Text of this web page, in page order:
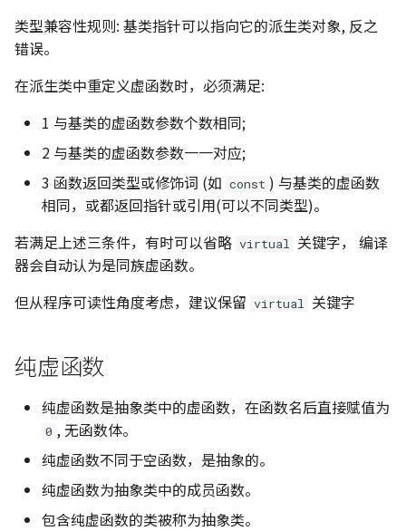
类型兼容性规则: 基类指针可以指向它的派生类对象, 反之
错误。
在派生类中重定义虚函数时，必须满足:
1 与基类的虚函数参数个数相同;
2 与基类的虚函数参数一一对应;
3 函数返回类型或修饰词 (如 const ) 与基类的虚函数
相同，或都返回指针或引用(可以不同类型)。
若满足上述三条件，有时可以省略 virtual 关键字， 编译
器会自动认为是同族虚函数。
但从程序可读性角度考虑，建议保留 virtual 关键字
纯虚函数
纯虚函数是抽象类中的虚函数，在函数名后直接赋值为
0 , 无函数体。
纯虚函数不同于空函数，是抽象的。
纯虚函数为抽象类中的成员函数。
包含纯虚函数的类被称为抽象类。